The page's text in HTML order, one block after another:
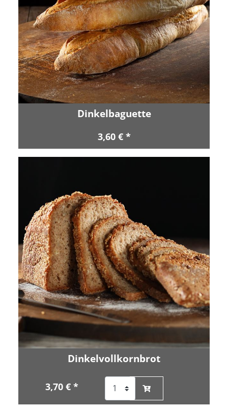
Dinkelbaguette
3,60 € *
Dinkelvollkornbrot
3,70 € *